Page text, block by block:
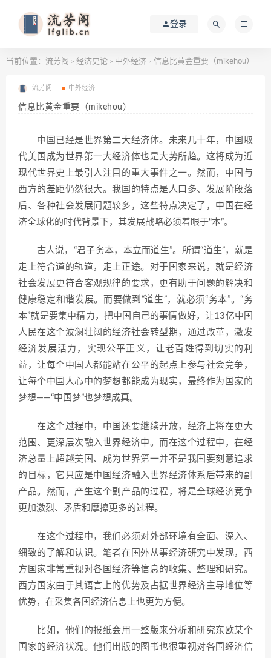
登录
当前位置： 流芳阁 > 经济史论 > 中外经济 > 信息比黄金重要（mikehou）
流芳阁 中外经济
信息比黄金重要（mikehou）
中国已经是世界第二大经济体。未来几十年，中国取
代美国成为世界第一大经济体也是大势所趋。这将成为近
现代世界史上最引人注目的重大事件之一。然而，中国与
西方的差距仍然很大。我国的特点是人口多、发展阶段落
后、各种社会发展问题较多，这些特点决定了，中国在经
济全球化的时代背景下，其发展战略必须着眼于“本”。
古人说，“君子务本，本立而道生”。所谓“道生”，就是
走上符合道的轨道，走上正途。对于国家来说，就是经济
社会发展更符合客观规律的要求，更有助于问题的解决和
健康稳定和谐发展。而要做到“道生”，就必须“务本”。“务
本”就是要集中精力，把中国自己的事情做好，让13亿中国
人民在这个波澜壮阔的经济社会转型期，通过改革，激发
经济发展活力，实现公平正义，让老百姓得到切实的利
益，让每个中国人都能站在公平的起点上参与社会竞争，
让每个中国人心中的梦想都能成为现实，最终作为国家的
梦想——“中国梦”也梦想成真。
在这个过程中，中国还要继续开放，经济上将在更大
范围、更深层次融入世界经济中。而在这个过程中，在经
济总量上超越美国、成为世界第一并不是我国要刻意追求
的目标，它只应是中国经济融入世界经济体系后带来的副
产品。然而，产生这个副产品的过程，将是全球经济竞争
更加激烈、矛盾和摩擦更多的过程。
在这个过程中，我们必须对外部环境有全面、深入、
细致的了解和认识。笔者在国外从事经济研究中发现，西
方国家非常重视对各国经济等信息的收集、整理和研究。
西方国家由于其语言上的优势及占据世界经济主导地位等
优势，在采集各国经济信息上也更为方便。
比如，他们的报纸会用一整版来分析和研究东欧某个
国家的经济状况。他们出版的图书也很重视对各国经济信